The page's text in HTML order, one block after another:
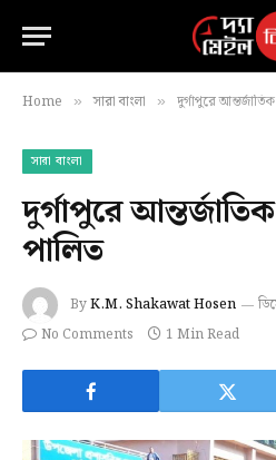
Home » সারা বাংলা » দুর্গাপুরে
সারা বাংলা
দুর্গাপুরে
পালিত
ByK.M. Shakawat Hosen
No Comments
1 Min Read